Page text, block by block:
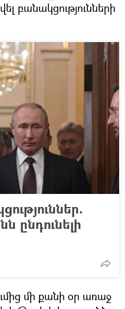
բանակցությունների
ընդունելի
մի քանի օր առաջ